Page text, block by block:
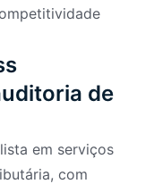
de
em serviços
com